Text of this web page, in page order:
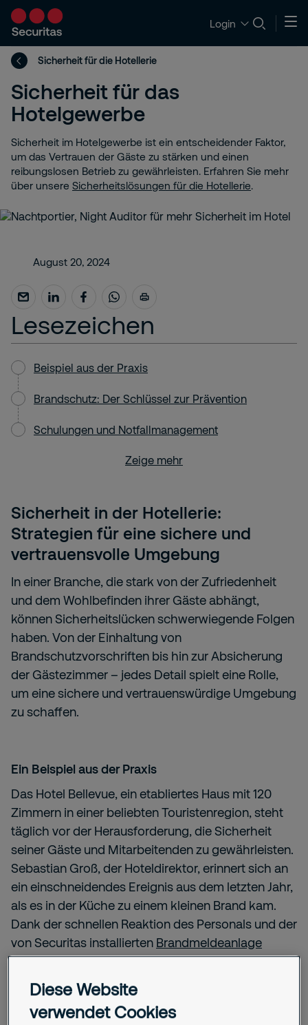
Login
Sicherheit für die Hotellerie
Sicherheit für das
Hotelgewerbe
Sicherheit im Hotelgewerbe ist ein entscheidender Faktor,
um das Vertrauen der Gäste zu stärken und einen
reibungslosen Betrieb zu gewährleisten. Erfahren Sie mehr
über unsere Sicherheitslösungen für die Hotellerie.
Sicherheit in der Hotellerie:
Strategien für eine sichere und
vertrauensvolle Umgebung
In einer Branche, die stark von der Zufriedenheit
und dem Wohlbefinden ihrer Gäste abhängt,
können Sicherheitslücken schwerwiegende Folgen
haben. Von der Einhaltung von
Brandschutzvorschriften bis hin zur Absicherung
der Gästezimmer – jedes Detail spielt eine Rolle,
um eine sichere und vertrauenswürdige Umgebung
zu schaffen.
Ein Beispiel aus der Praxis
Das Hotel Bellevue, ein etabliertes Haus mit 120
Zimmern in einer beliebten Touristenregion, steht
täglich vor der Herausforderung, die Sicherheit
seiner Gäste und Mitarbeitenden zu gewährleisten.
Sebastian Groß, der Hoteldirektor, erinnert sich an
ein einschneidendes Ereignis aus dem letzten Jahr,
als es in der Küche zu einem kleinen Brand kam.
Dank der schnellen Reaktion des Personals und der
von Securitas installierten Brandmeldeanlage
konnte Schlimmeres verhindert werden. Diese
Anlage ist speziell auf die Bedürfnisse des
Hotelgewerbes abgestimmt und spielt eine
entscheidende Rolle, um Brände bereits im
August 20, 2024
Lesezeichen
Beispiel aus der Praxis
Brandschutz: Der Schlüssel zur Prävention
Schulungen und Notfallmanagement
Zeige mehr
Diese Website
verwendet Cookies